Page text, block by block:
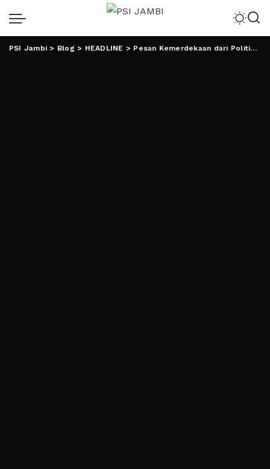
PSI Jambi > Blog > HEADLINE > Pesan Kemerdekaan dari Politisi Perempuan PDI Perjuangan Lampung